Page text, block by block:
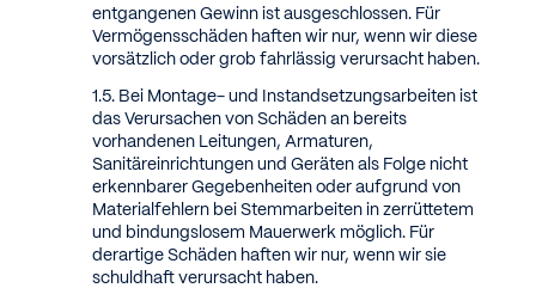
entgangenen Gewinn ist ausgeschlossen. Für
Vermögensschäden haften wir nur, wenn wir diese
vorsätzlich oder grob fahrlässig verursacht haben.
Bei Montage- und Instandsetzungsarbeiten ist
das Verursachen von Schäden an bereits
vorhandenen Leitungen, Armaturen,
Sanitäreinrichtungen und Geräten als Folge nicht
erkennbarer Gegebenheiten oder aufgrund von
Materialfehlern bei Stemmarbeiten in zerrüttetem
und bindungslosem Mauerwerk möglich. Für
derartige Schäden haften wir nur, wenn wir sie
schuldhaft verursacht haben.